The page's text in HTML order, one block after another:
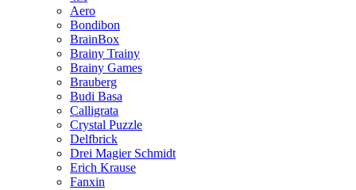
Aero
Bondibon
BrainBox
Brainy Trainy
Brainy Games
Brauberg
Budi Basa
Calligrata
Crystal Puzzle
Delfbrick
Drei Magier Schmidt
Erich Krause
Fanxin